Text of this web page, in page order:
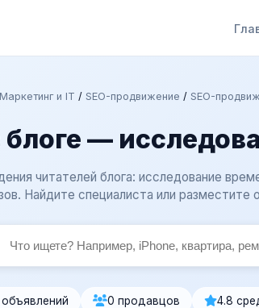
Маркетинг и IT / SEO-продвижение / SEO-
—
читателей блога: исследование
Найдите специалиста или разместите
0 продавцов 4.8